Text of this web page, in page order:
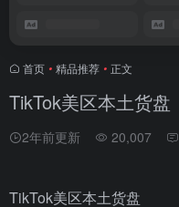
首页 • 精品推荐 • 正文
TikTok美区本土货盘
2年前更新 20,007
TikTok美区本土货盘